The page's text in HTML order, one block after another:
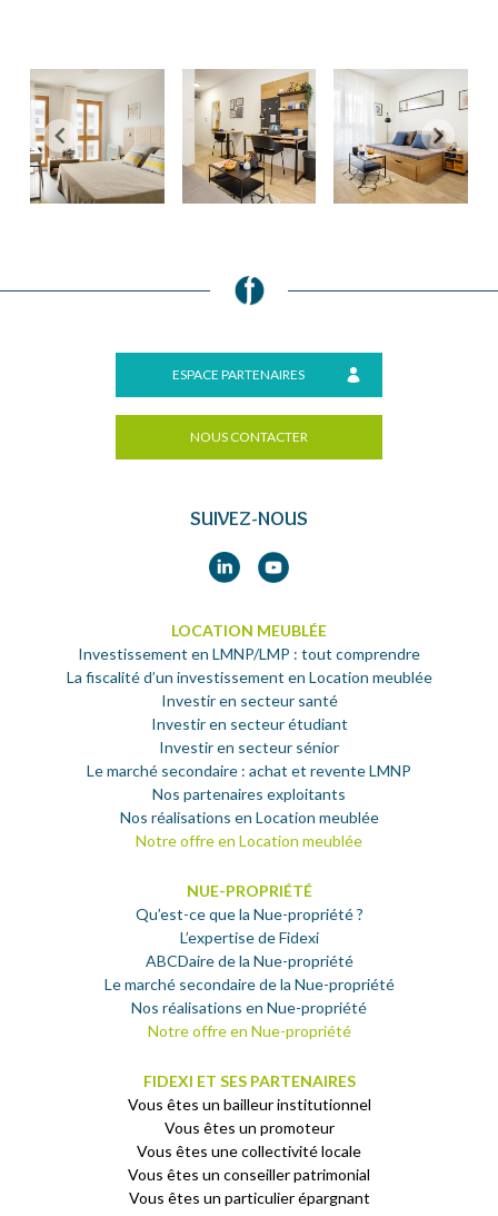
3
ESPACE PARTENAIRES
NOUS CONTACTER
SUIVEZ-NOUS
LOCATION MEUBLÉE
Investissement en LMNP/LMP : tout comprendre
La fiscalité d’un investissement en Location meublée
Investir en secteur santé
Investir en secteur étudiant
Investir en secteur sénior
Le marché secondaire : achat et revente LMNP
Nos partenaires exploitants
Nos réalisations en Location meublée
Notre offre en Location meublée
NUE-PROPRIÉTÉ
Qu’est-ce que la Nue-propriété ?
L’expertise de Fidexi
ABCDaire de la Nue-propriété
Le marché secondaire de la Nue-propriété
Nos réalisations en Nue-propriété
Notre offre en Nue-propriété
FIDEXI ET SES PARTENAIRES
Vous êtes un bailleur institutionnel
Vous êtes un promoteur
Vous êtes une collectivité locale
Vous êtes un conseiller patrimonial
Vous êtes un particulier épargnant